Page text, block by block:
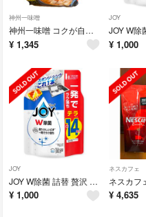
神州一味噌
神州一味噌 コクが自慢のとん汁 20食【賞味期限:26.07】
¥ 1,345
JOY
¥ 1,000
JOY
JOY W除菌 詰替 贅沢 微香 1810mL 14回分
¥ 1,000
ネスカフェ
¥ 4,635